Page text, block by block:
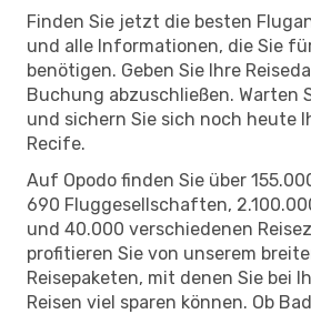
Finden Sie jetzt die besten
und alle Informationen, die Sie
benötigen. Geben Sie Ihre
Buchung abzuschließen. Warten
und sichern Sie sich noch heute
Recife.
Auf Opodo finden Sie über
690 Fluggesellschaften,
und 40.000 verschiedenen
profitieren Sie von unserem
Reisepaketen, mit denen Sie bei
Reisen viel sparen können. Ob